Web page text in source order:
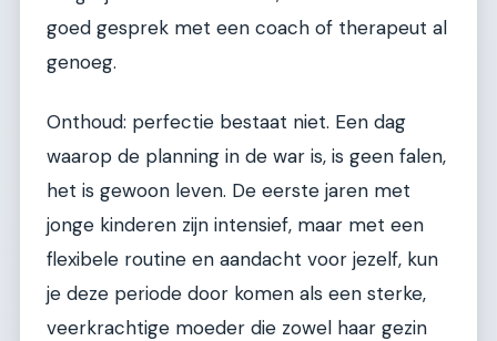
goed gesprek met een coach of therapeut al
genoeg.
Onthoud: perfectie bestaat niet. Een dag
waarop de planning in de war is, is geen falen,
het is gewoon leven. De eerste jaren met
jonge kinderen zijn intensief, maar met een
flexibele routine en aandacht voor jezelf, kun
je deze periode door komen als een sterke,
veerkrachtige moeder die zowel haar gezin